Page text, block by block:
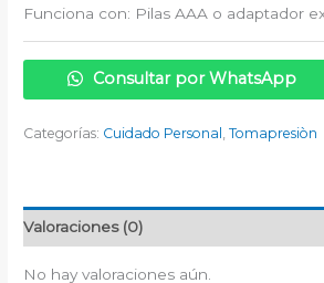
Funciona con: Pilas AAA o adaptador
Consultar por WhatsApp
Categorías: Cuidado Personal ,Tomapresiòn
Valoraciones (0)
No hay valoraciones aún.